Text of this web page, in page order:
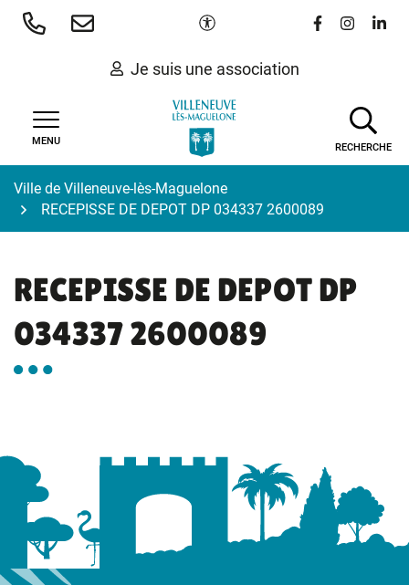
Aller
Paramètres d'accessibilité
Lien vers le
Lien vers
Lien
Je suis une association
MENU
RECHERCHE
Ville de Villeneuve-lès-Maguelone
RECEPISSE DE DEPOT DP 034337 2600089
RECEPISSE DE DEPOT DP
034337 2600089